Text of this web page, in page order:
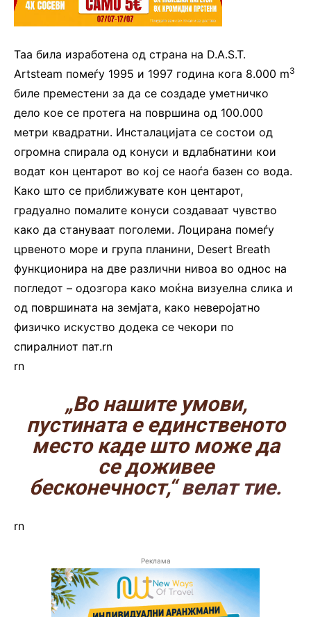
Таа била изработена од страна на D.A.S.T.
Artsteam помеѓу 1995 и 1997 година кога 8.000 m3
биле преместени за да се создаде уметничко
дело кое се протега на површина од 100.000
метри квадратни. Инсталацијата се состои од
огромна спирала од конуси и вдлабнатини кои
водат кон центарот во кој се наоѓа базен со вода.
Како што се приближувате кон центарот,
градуално помалите конуси создаваат чувство
како да стануваат поголеми. Лоцирана помеѓу
црвеното море и група планини, Desert Breath
функционира на две различни нивоа во однос на
погледот – одозгора како моќна визуелна слика и
од површината на земјата, како неверојатно
физичко искуство додека се чекори по
спиралниот пат.rn
rn
„Во нашите умови,
пустината е единственото
место каде што може да
се доживее
бесконечност,“велат тие.
rn
Реклама